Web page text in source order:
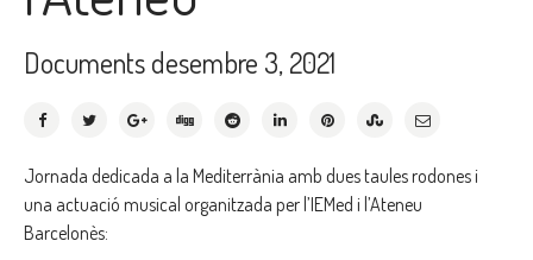
Documentsdesembre 3, 2021
Jornada dedicada a la Mediterrània amb dues taules rodones i
una actuació musical organitzada per l’IEMed i l’Ateneu
Barcelonès: